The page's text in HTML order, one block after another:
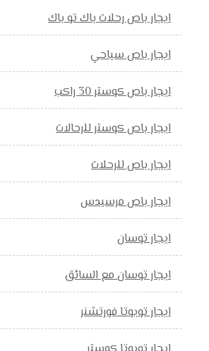
ايجار باص رحلات باك تو باك
ايجار باص سياحي
ايجار باص كوستر 30 راكب
ايجار باص كوستر للرحالات
ايجار باص للرحلات
ايجار باص مرسيدس
ايجار توسان
ايجار توسان مع السائق
ايجار تويوتا فورتشنر